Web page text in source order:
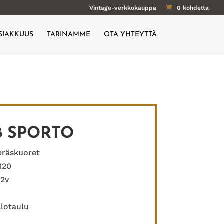
Vintage-verkkokauppa 0 kohdetta
TARINAMME OTA YHTEYTTÄ